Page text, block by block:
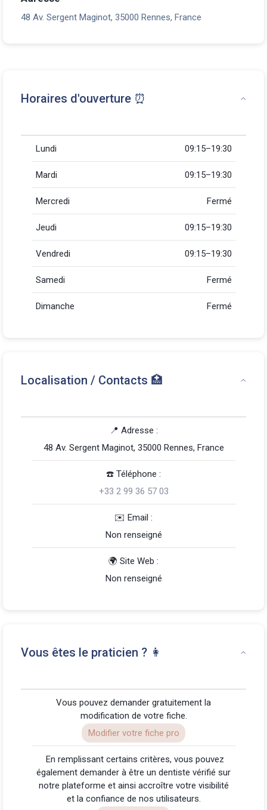
48 Av. Sergent Maginot, 35000 Rennes, France
Horaires d'ouverture ⏰
Lundi 09:15–19:30
Mardi 09:15–19:30
Mercredi Fermé
Jeudi 09:15–19:30
Vendredi 09:15–19:30
Samedi Fermé
Dimanche Fermé
Localisation / Contacts 🏥
📍 Adresse :
48 Av. Sergent Maginot, 35000 Rennes, France
☎️️ Téléphone :
+33 2 99 36 57 03
️✉️ Email :
Non renseigné
🌍 Site Web :
Non renseigné
Vous êtes le praticien ? 👩
Vous pouvez demander gratuitement la
modification de votre fiche.
Modifier votre fiche pro
️ En remplissant certains critères, vous pouvez
également demander à être un dentiste vérifié sur
notre plateforme et ainsi accroître votre visibilité
et la confiance de nos utilisateurs.